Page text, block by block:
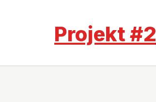
Projekt #2